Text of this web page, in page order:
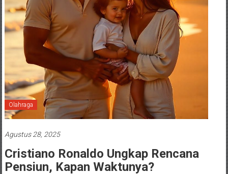
Olahraga
Agustus 28, 2025
Cristiano Ronaldo Ungkap Rencana
Pensiun, Kapan Waktunya?